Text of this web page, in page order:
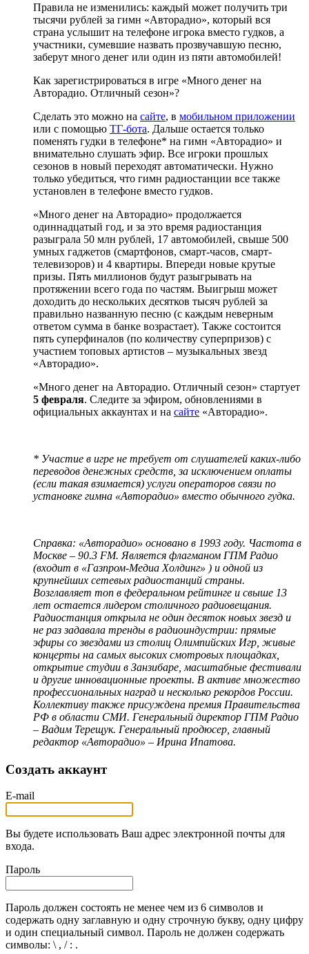
Правила не изменились: каждый может получить три
тысячи рублей за гимн «Авторадио», который вся
страна услышит на телефоне игрока вместо гудков, а
участники, сумевшие назвать прозвучавшую песню,
заберут много денег или один из пяти автомобилей!
Как зарегистрироваться в игре «Много денег на
Авторадио. Отличный сезон»?
Сделать это можно на сайте, в мобильном приложении
или с помощью ТГ-бота. Дальше остается только
поменять гудки в телефоне* на гимн «Авторадио» и
внимательно слушать эфир. Все игроки прошлых
сезонов в новый переходят автоматически. Нужно
только убедиться, что гимн радиостанции все также
установлен в телефоне вместо гудков.
«Много денег на Авторадио» продолжается
одиннадцатый год, и за это время радиостанция
разыграла 50 млн рублей, 17 автомобилей, свыше 500
умных гаджетов (смартфонов, смарт-часов, смарт-
телевизоров) и 4 квартиры. Впереди новые крутые
призы. Пять миллионов будут разыгрывать на
протяжении всего года по частям. Выигрыш может
доходить до нескольких десятков тысяч рублей за
правильно названную песню (с каждым неверным
ответом сумма в банке возрастает). Также состоится
пять суперфиналов (по количеству суперпризов) с
участием топовых артистов – музыкальных звезд
«Авторадио».
«Много денег на Авторадио. Отличный сезон» стартует
5 февраля. Следите за эфиром, обновлениями в
официальных аккаунтах и на сайте «Авторадио».
* Участие в игре не требует от слушателей каких-либо
переводов денежных средств, за исключением оплаты
(если такая взимается) услуги операторов связи по
установке гимна «Авторадио» вместо обычного гудка.
Справка: «Авторадио» основано в 1993 году. Частота в
Москве – 90.3 FM. Является флагманом ГПМ Радио
(входит в «Газпром-Медиа Холдинг» ) и одной из
крупнейших сетевых радиостанций страны.
Возглавляет топ в федеральном рейтинге и свыше 13
лет остается лидером столичного радиовещания.
Радиостанция открыла не один десяток новых звезд и
не раз задавала тренды в радиоиндустрии: прямые
эфиры со звездами из столиц Олимпийских Игр, живые
концерты на самых высоких смотровых площадках,
открытие студии в Занзибаре, масштабные фестивали
и другие инновационные проекты. В активе множество
профессиональных наград и несколько рекордов России.
Коллективу также присуждена премия Правительства
РФ в области СМИ. Генеральный директор ГПМ Радио
– Вадим Терещук. Генеральный продюсер, главный
редактор «Авторадио» – Ирина Ипатова.
Создать аккаунт
E-mail
Вы будете использовать Ваш адрес электронной почты для
входа.
Пароль
Пароль должен состоять не менее чем из 6 символов и
содержать одну заглавную и одну строчную букву, одну цифру
и один специальный символ. Пароль не должен содержать
символы: \ , / : .